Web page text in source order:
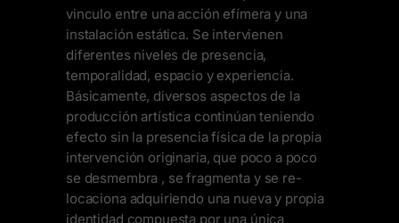
vinculo entre una acción efímera y una
instalación estática. Se intervienen
diferentes niveles de presencia,
temporalidad, espacio y experiencia.
Básicamente, diversos aspectos de la
producción artística continúan teniendo
efecto sin la presencia física de la propia
intervención originaria, que poco a poco
se desmembra , se fragmenta y se re-
locaciona adquiriendo una nueva y propia
identidad compuesta por una única